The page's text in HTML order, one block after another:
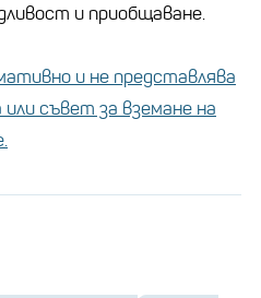
и приобщаване.
и не представлява
съвет за вземане на